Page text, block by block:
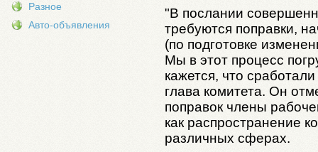
Разное
Авто-объявления
"В послании
требуются поправки,
(по подготовке
Мы в этот процесс
кажется, что
глава комитета. Он
поправок члены
как распространение
различных сферах.